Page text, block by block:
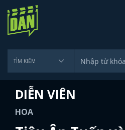
DIỄN VIÊN
HOA